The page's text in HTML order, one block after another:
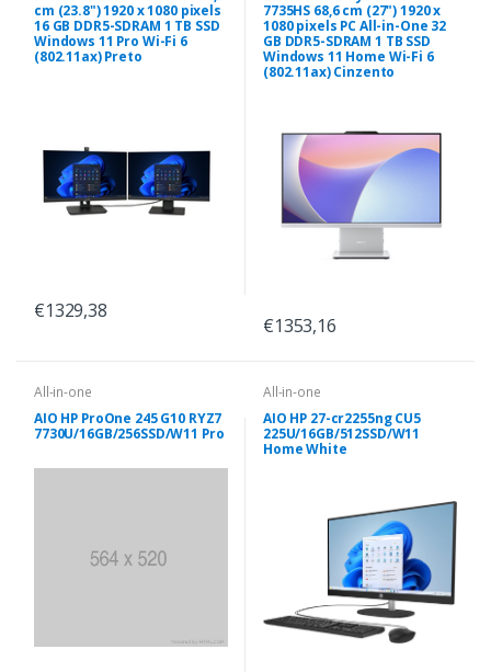
cm (23.8") 1920 x 1080 pixels
16 GB DDR5-SDRAM 1 TB SSD
Windows 11 Pro Wi-Fi 6
(802.11ax) Preto
€1329,38
7735HS 68,6 cm (27") 1920 x
1080 pixels PC All-in-One 32
GB DDR5-SDRAM 1 TB SSD
Windows 11 Home Wi-Fi 6
(802.11ax) Cinzento
€1353,16
All-in-one
AIO HP ProOne 245 G10 RYZ7
7730U/16GB/256SSD/W11 Pro
All-in-one
AIO HP 27-cr2255ng CU5
225U/16GB/512SSD/W11
Home White